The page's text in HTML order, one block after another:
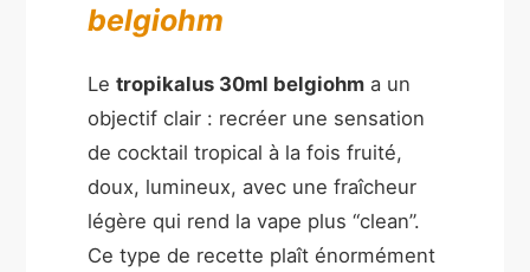
belgiohm
Letropikalus 30ml belgiohm a un
objectif clair : recréer une sensation
de cocktail tropical à la fois fruité,
doux, lumineux, avec une fraîcheur
légère qui rend la vape plus “clean”.
Ce type de recette plaît énormément